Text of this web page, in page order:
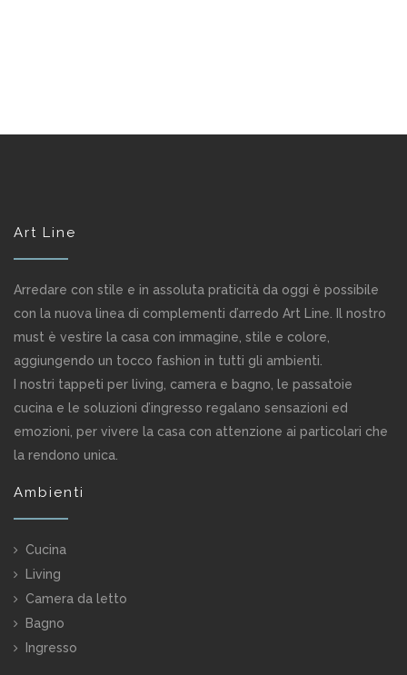
Art Line
Arredare con stile e in assoluta praticità da oggi è possibile
con la nuova linea di complementi d’arredo Art Line. Il nostro
must è vestire la casa con immagine, stile e colore,
aggiungendo un tocco fashion in tutti gli ambienti.
I nostri tappeti per living, camera e bagno, le passatoie
cucina e le soluzioni d’ingresso regalano sensazioni ed
emozioni, per vivere la casa con attenzione ai particolari che
la rendono unica.
Ambienti
Cucina
Living
Camera da letto
Bagno
Ingresso